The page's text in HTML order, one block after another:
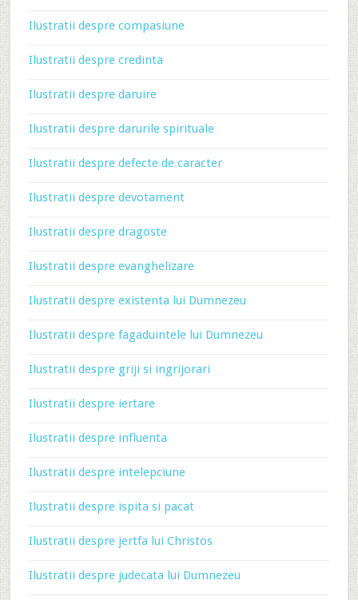
Ilustratii despre compasiune
Ilustratii despre credinta
Ilustratii despre daruire
Ilustratii despre darurile spirituale
Ilustratii despre defecte de caracter
Ilustratii despre devotament
Ilustratii despre dragoste
Ilustratii despre evanghelizare
Ilustratii despre existenta lui Dumnezeu
Ilustratii despre fagaduintele lui Dumnezeu
Ilustratii despre griji si ingrijorari
Ilustratii despre iertare
Ilustratii despre influenta
Ilustratii despre intelepciune
Ilustratii despre ispita si pacat
Ilustratii despre jertfa lui Christos
Ilustratii despre judecata lui Dumnezeu